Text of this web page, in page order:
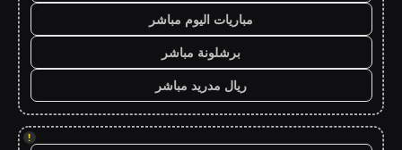
مباريات اليوم مباشر
برشلونة مباشر
ريال مدريد مباشر
!